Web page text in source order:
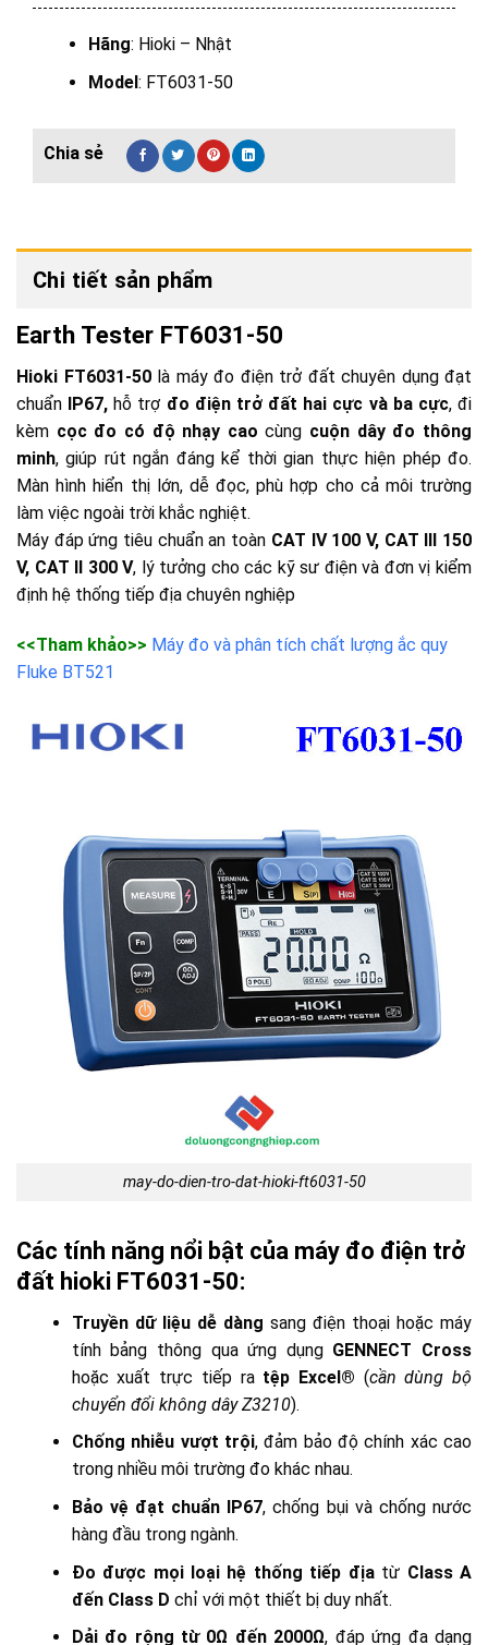
Hãng: Hioki – Nhật
Model: FT6031-50
Chi tiết sản phẩm
Earth Tester FT6031-50
Hioki FT6031-50là máy đo điện trở đất chuyên dụng đạt
chuẩn IP67,hỗ trợ đo điện trở đất hai cực và ba cực, đi
kèm cọc đo có độ nhạy cao cùng cuộn dây đo thông
minh, giúp rút ngắn đáng kể thời gian thực hiện phép đo.
Màn hình hiển thị lớn, dễ đọc, phù hợp cho cả môi trường
làm việc ngoài trời khắc nghiệt.
Máy đáp ứng tiêu chuẩn an toàn CAT IV 100 V, CAT III 150
V, CAT II 300 V, lý tưởng cho các kỹ sư điện và đơn vị kiểm
định hệ thống tiếp địa chuyên nghiệp
<<Tham khảo>> Máy đo và phân tích chất lượng ắc quy
Fluke BT521
may-do-dien-tro-dat-hioki-ft6031-50
Các tính năng nổi bật của máy đo điện trở
đất hioki FT6031-50:
Truyền dữ liệu dễ dàng sang điện thoại hoặc máy
tính bảng thông qua ứng dụng GENNECT Cross
hoặc xuất trực tiếp ra tệp Excel® (cần dùng bộ
chuyển đổi không dây Z3210).
Chống nhiễu vượt trội, đảm bảo độ chính xác cao
trong nhiều môi trường đo khác nhau.
Bảo vệ đạt chuẩn IP67, chống bụi và chống nước
hàng đầu trong ngành.
Đo được mọi loại hệ thống tiếp địatừ Class A
đến Class D chỉ với một thiết bị duy nhất.
Dải đo rộng từ 0Ω đến 2000Ω, đáp ứng đa dạng